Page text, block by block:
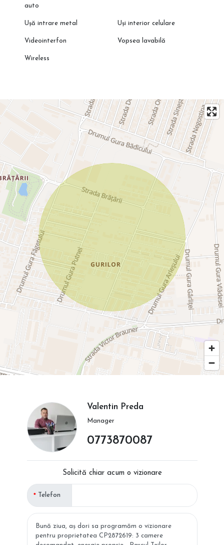
auto
Ușă intrare metal Uși interior celulare
Videointerfon Vopsea lavabilă
Wireless
Valentin Preda
Manager
0773870087
Solicită chiar acum o vizionare
Telefon